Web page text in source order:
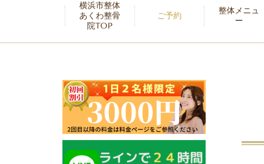
横浜市整体
あくわ整骨
院TOP
ご予約
整体メニュ
ー